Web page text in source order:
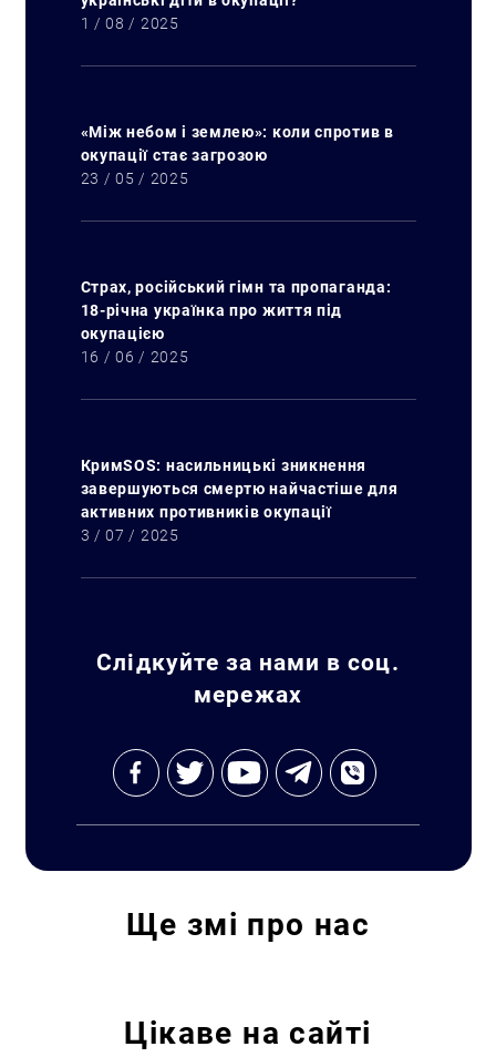
Пошук за запитом:
1 / 08 / 2025
«Між небом і землею»: коли спротив в
окупації стає загрозою
23 / 05 / 2025
Страх, російський гімн та пропаганда:
18-річна українка про життя під
окупацією
16 / 06 / 2025
КримSOS: насильницькі зникнення
завершуються смертю найчастіше для
активних противників окупації
3 / 07 / 2025
Слідкуйте за нами в соц.
мережах
Ще змі про нас
Цікаве на сайті